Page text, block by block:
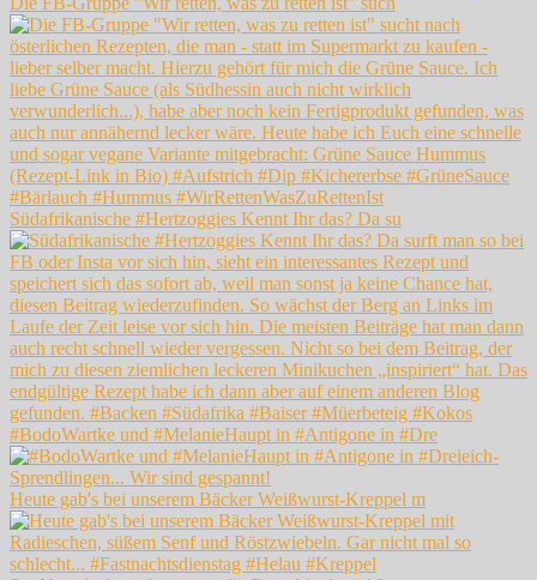
Südafrikanische #Hertzoggies Kennt Ihr das? Da su
#BodoWartke und #MelanieHaupt in #Antigone in #Dre
Heute gab's bei unserem Bäcker Weißwurst-Kreppel m